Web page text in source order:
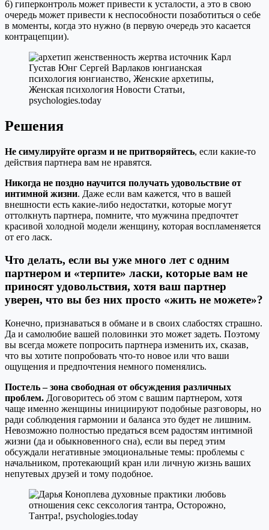
6) гиперконтроль может привести к усталости, а это в свою
очередь может привести к неспособности позаботиться о себе
в моменты, когда это нужно (в первую очередь это касается
контрацепции).
Решения
Не симулируйте оргазм и не притворяйтесь, если какие-то
действия партнера вам не нравятся.
Никогда не поздно научится получать удовольствие от
интимной жизни. Даже если вам кажется, что в вашей
внешности есть какие-либо недостатки, которые могут
оттолкнуть партнера, помните, что мужчина предпочтет
красивой холодной модели женщину, которая воспламеняется
от его ласк.
Что делать, если вы уже много лет с одним
партнером и «терпите» ласки, которые вам не
приносят удовольствия, хотя ваш партнер
уверен, что вы без них просто «жить не можете»?
Конечно, признаваться в обмане и в своих слабостях страшно.
Да и самолюбие вашей половинки это может задеть. Поэтому
вы всегда можете попросить партнера изменить их, сказав,
что вы хотите попробовать что-то новое или что ваши
ощущения и предпочтения немного поменялись.
Постель – зона свободная от обсуждения различных
проблем. Договоритесь об этом с вашим партнером, хотя
чаще именно женщины инициируют подобные разговоры, но
ради соблюдения гармонии и баланса это будет не лишним.
Невозможно полностью предаться всем радостям интимной
жизни (да и обыкновенного сна), если вы перед этим
обсуждали негативные эмоциональные темы: проблемы с
начальником, протекающий кран или личную жизнь ваших
непутевых друзей и тому подобное.